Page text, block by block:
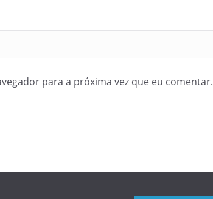
para a próxima vez que eu comentar.